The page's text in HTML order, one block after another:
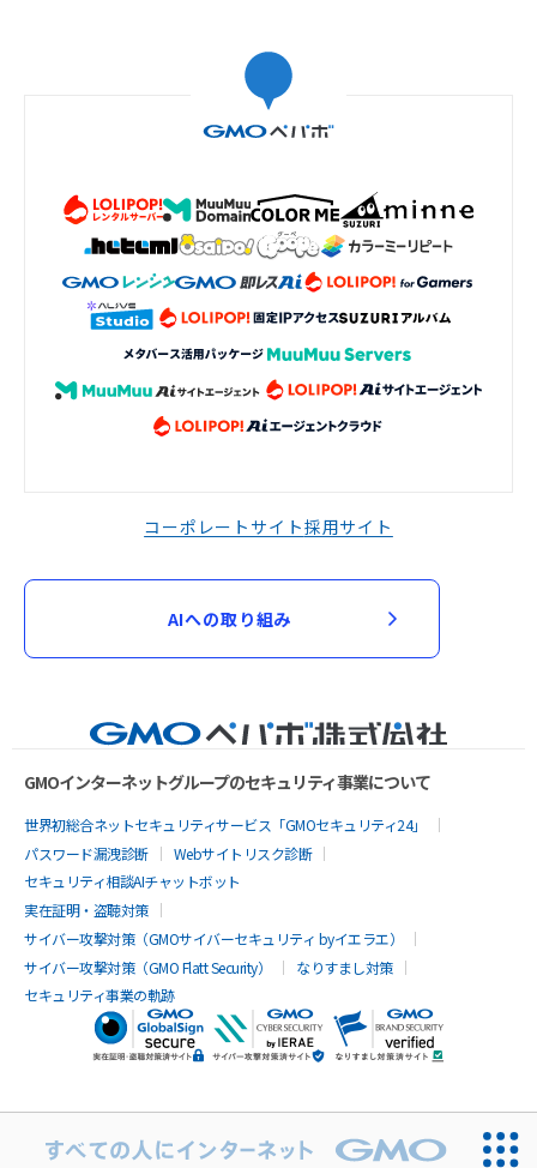
コーポレートサイト採用サイト
AIへの取り組み
GMOインターネットグループのセキュリティ事業について
世界初総合ネットセキュリティサービス「GMOセキュリティ24」
パスワード漏洩診断
Webサイトリスク診断
セキュリティ相談AIチャットボット
実在証明・盗聴対策
サイバー攻撃対策（GMOサイバーセキュリティ byイエラエ）
サイバー攻撃対策（GMO Flatt Security）
なりすまし対策
セキュリティ事業の軌跡